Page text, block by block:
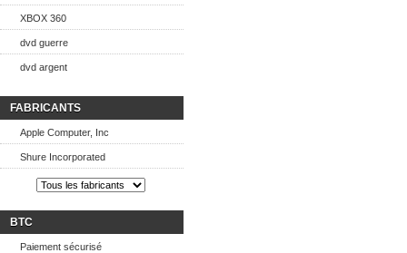
XBOX 360
dvd guerre
dvd argent
FABRICANTS
Apple Computer, Inc
Shure Incorporated
BTC
Paiement sécurisé